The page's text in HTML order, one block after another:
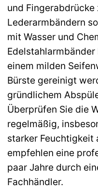
und Fingerabdrücke
Lederarmbändern
mit Wasser und
einem milden
Bürste gereinigt
gründlichem
Überprüfen Sie die
regelmäßig,
starker Feuchtigkeit
empfehlen eine
paar Jahre durch
Fachhändler.